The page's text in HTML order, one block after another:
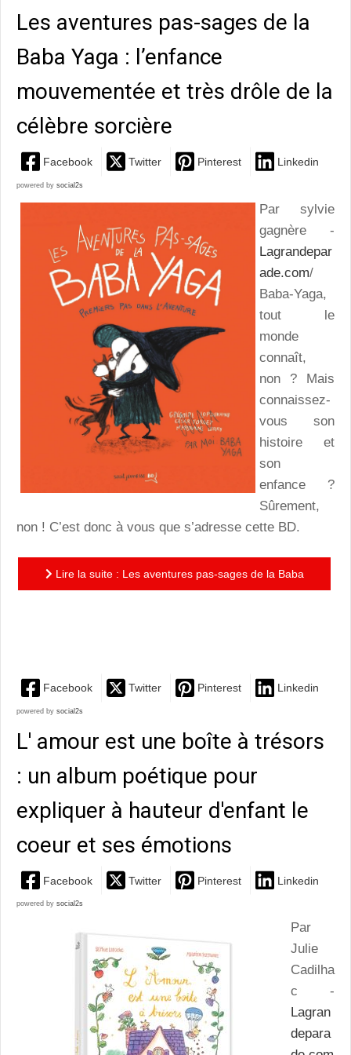
Les aventures pas-sages de la
Baba Yaga : l’enfance
mouvementée et très drôle de la
célèbre sorcière
Facebook Twitter Pinterest Linkedin
powered by social2s
Par sylvie
gagnère -
Lagrandepar
ade.com/
Baba-Yaga,
tout le
monde
connaît,
non ? Mais
connaissez-
vous son
histoire et
son
enfance ?
Sûrement,
non ! C’est donc à vous que s’adresse cette BD.
Lire la suite : Les aventures pas-sages de la Baba
Facebook Twitter Pinterest Linkedin
powered by social2s
L' amour est une boîte à trésors
: un album poétique pour
expliquer à hauteur d'enfant le
coeur et ses émotions
Facebook Twitter Pinterest Linkedin
powered by social2s
Par
Julie
Cadilha
c -
Lagran
depara